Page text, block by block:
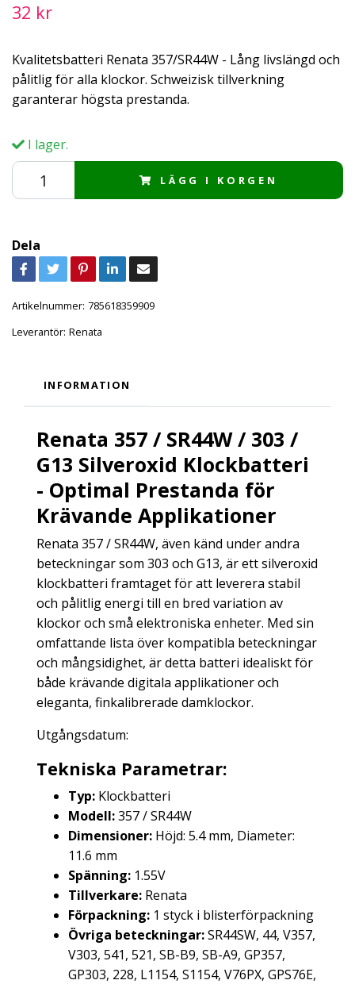
32 kr
Kvalitetsbatteri Renata 357/SR44W - Lång livslängd och
pålitlig för alla klockor. Schweizisk tillverkning
garanterar högsta prestanda.
I lager.
LÄGG I KORGEN
Dela
Artikelnummer: 785618359909
Leverantör: Renata
INFORMATION
Renata 357 / SR44W / 303 /
G13 Silveroxid Klockbatteri
- Optimal Prestanda för
Krävande Applikationer
Renata 357 / SR44W, även känd under andra
beteckningar som 303 och G13, är ett silveroxid
klockbatteri framtaget för att leverera stabil
och pålitlig energi till en bred variation av
klockor och små elektroniska enheter. Med sin
omfattande lista över kompatibla beteckningar
och mångsidighet, är detta batteri idealiskt för
både krävande digitala applikationer och
eleganta, finkalibrerade damklockor.
Utgångsdatum:
Tekniska Parametrar:
Typ: Klockbatteri
Modell:357 / SR44W
Dimensioner: Höjd: 5.4 mm, Diameter:
11.6 mm
Spänning: 1.55V
Tillverkare: Renata
Förpackning: 1 styck i blisterförpackning
Övriga beteckningar:SR44SW, 44, V357,
V303, 541, 521, SB-B9, SB-A9, GP357,
GP303, 228, L1154, S1154, V76PX, GPS76E,